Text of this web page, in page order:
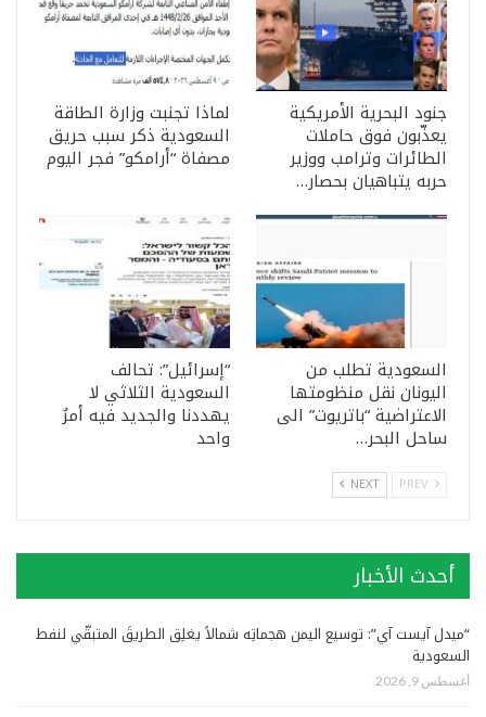
جنود البحرية الأمريكية
يعذّبون فوق حاملات
الطائرات وترامب ووزير
حربه يتباهيان بحصار…
لماذا تجنبت وزارة الطاقة
السعودية ذكر سبب حريق
مصفاة “أرامكو” فجر اليوم
السعودية تطلب من
اليونان نقل منظومتها
الاعتراضية “باتريوت” الى
ساحل البحر…
“إسرائيل”: تحالف
السعودية الثلاثي لا
يهددنا والجديد فيه أمرٌ
واحد
NEXT
أحدث الأخبار
“ميدل آيست آي”: توسيع اليمن هجماتِه شمالاً يغلِق الطريقَ المتبقّي لنفط
السعودية
أغسطس 9, 2026